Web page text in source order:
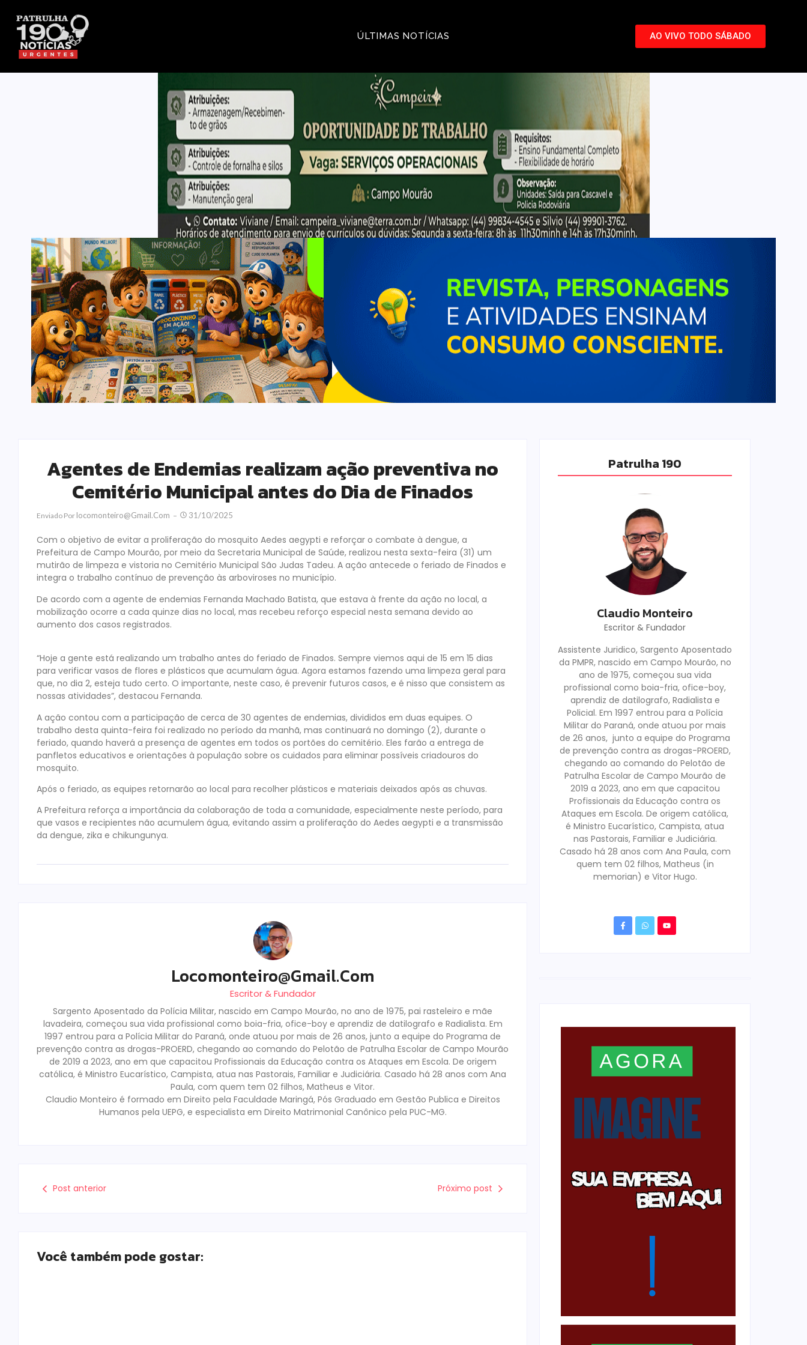
ÚLTIMAS NOTÍCIAS AO VIVO TODO SÁBADO
Agentes de Endemias realizam ação preventiva no
Cemitério Municipal antes do Dia de Finados
Enviado Por Locomonteiro@gmail.com 31/10/2025
Com o objetivo de evitar a proliferação do mosquito Aedes aegypti e reforçar o combate à dengue, a
Prefeitura de Campo Mourão, por meio da Secretaria Municipal de Saúde, realizou nesta sexta-feira (31) um
mutirão de limpeza e vistoria no Cemitério Municipal São Judas Tadeu. A ação antecede o feriado de Finados e
integra o trabalho contínuo de prevenção às arboviroses no município.
De acordo com a agente de endemias Fernanda Machado Batista, que estava à frente da ação no local, a
mobilização ocorre a cada quinze dias no local, mas recebeu reforço especial nesta semana devido ao
aumento dos casos registrados.
“Hoje a gente está realizando um trabalho antes do feriado de Finados. Sempre viemos aqui de 15 em 15 dias
para verificar vasos de flores e plásticos que acumulam água. Agora estamos fazendo uma limpeza geral para
que, no dia 2, esteja tudo certo. O importante, neste caso, é prevenir futuros casos, e é nisso que consistem as
nossas atividades”, destacou Fernanda.
A ação contou com a participação de cerca de 30 agentes de endemias, divididos em duas equipes. O
trabalho desta quinta-feira foi realizado no período da manhã, mas continuará no domingo (2), durante o
feriado, quando haverá a presença de agentes em todos os portões do cemitério. Eles farão a entrega de
panfletos educativos e orientações à população sobre os cuidados para eliminar possíveis criadouros do
mosquito.
Após o feriado, as equipes retornarão ao local para recolher plásticos e materiais deixados após as chuvas.
A Prefeitura reforça a importância da colaboração de toda a comunidade, especialmente neste período, para
que vasos e recipientes não acumulem água, evitando assim a proliferação do Aedes aegypti e a transmissão
da dengue, zika e chikungunya.
Locomonteiro@gmail.com
Escritor & Fundador
Sargento Aposentado da Polícia Militar, nascido em Campo Mourão, no ano de 1975, pai rasteleiro e mãe
lavadeira, começou sua vida profissional como boia-fria, ofice-boy e aprendiz de datilografo e Radialista. Em
1997 entrou para a Polícia Militar do Paraná, onde atuou por mais de 26 anos, junto a equipe do Programa de
prevenção contra as drogas-PROERD, chegando ao comando do Pelotão de Patrulha Escolar de Campo Mourão
de 2019 a 2023, ano em que capacitou Profissionais da Educação contra os Ataques em Escola. De origem
católica, é Ministro Eucarístico, Campista, atua nas Pastorais, Familiar e Judiciária. Casado há 28 anos com Ana
Paula, com quem tem 02 filhos, Matheus e Vitor.
Claudio Monteiro é formado em Direito pela Faculdade Maringá, Pós Graduado em Gestão Publica e Direitos
Humanos pela UEPG, e especialista em Direito Matrimonial Canônico pela PUC-MG.
Post anterior Próximo post
Você também pode gostar:
Patrulha 190
Claudio Monteiro
Escritor & Fundador
Assistente Juridico, Sargento Aposentado
da PMPR, nascido em Campo Mourão, no
ano de 1975, começou sua vida
profissional como boia-fria, ofice-boy,
aprendiz de datilografo, Radialista e
Policial. Em 1997 entrou para a Polícia
Militar do Paraná, onde atuou por mais
de 26 anos, junto a equipe do Programa
de prevenção contra as drogas-PROERD,
chegando ao comando do Pelotão de
Patrulha Escolar de Campo Mourão de
2019 a 2023, ano em que capacitou
Profissionais da Educação contra os
Ataques em Escola. De origem católica,
é Ministro Eucarístico, Campista, atua
nas Pastorais, Familiar e Judiciária.
Casado há 28 anos com Ana Paula, com
quem tem 02 filhos, Matheus (in
memorian) e Vitor Hugo.